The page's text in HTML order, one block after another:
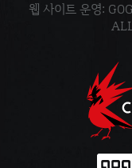
웹 사이트 운영: